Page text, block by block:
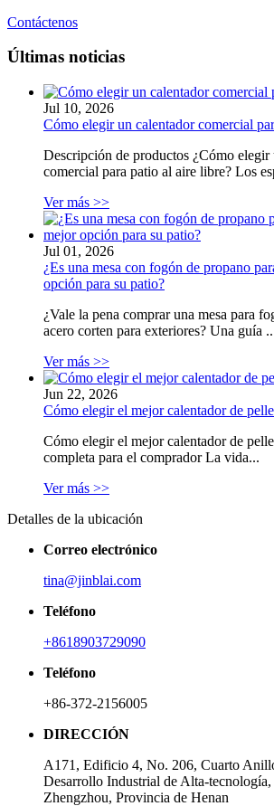
Contáctenos
Últimas noticias
Jul 10, 2026
Cómo elegir un calentador comercial
Descripción de productos ¿Cómo elegir
comercial para patio al aire libre? Los
Ver más >>
Jul 01, 2026
¿Es una mesa con fogón de propano
opción para su patio?
¿Vale la pena comprar una mesa para
acero corten para exteriores? Una guía
Ver más >>
Jun 22, 2026
Cómo elegir el mejor calentador de
Cómo elegir el mejor calentador de
completa para el comprador La vida...
Ver más >>
Detalles de la ubicación
Correo electrónico
tina@jinblai.com
Teléfono
+8618903729090
Teléfono
+86-372-2156005
DIRECCIÓN
A171, Edificio 4, No. 206, Cuarto
Desarrollo Industrial de Alta-
Zhengzhou, Provincia de Henan